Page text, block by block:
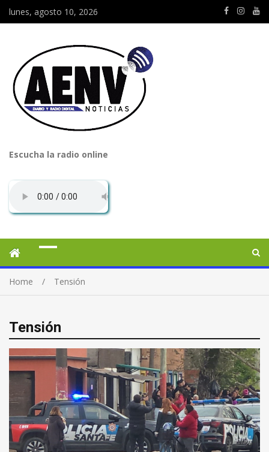
lunes, agosto 10, 2026
Escucha la radio online
Home Tensión
Tensión